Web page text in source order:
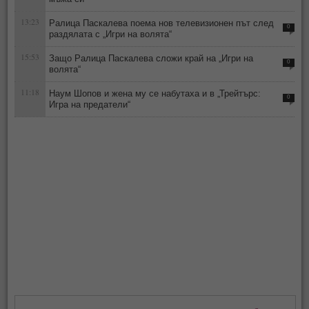
13:23
Ралица Паскалева поема нов телевизионен път след
раздялата с „Игри на волята“
0
15:53
Защо Ралица Паскалева сложи край на „Игри на
волята“
0
11:18
Наум Шопов и жена му се набутаха и в „Трейтърс:
Игра на предатели“
0